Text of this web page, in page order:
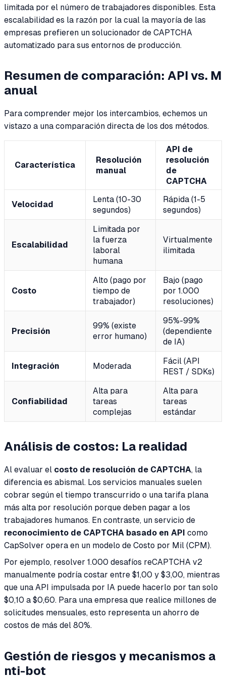
limitada por el número de trabajadores disponibles. Esta
escalabilidad es la razón por la cual la mayoría de las
empresas prefieren un solucionador de CAPTCHA
automatizado para sus entornos de producción.
Resumen de comparación: API vs. M
anual
Para comprender mejor los intercambios, echemos un
vistazo a una comparación directa de los dos métodos.
Característica
Resolución
manual
API de
resolución
de
CAPTCHA
Velocidad
Lenta (10-30
segundos)
Rápida (1-5
segundos)
Escalabilidad
Limitada por
la fuerza
laboral
humana
Virtualmente
ilimitada
Costo
Alto (pago por
tiempo de
trabajador)
Bajo (pago
por 1.000
resoluciones)
Precisión
99% (existe
error humano)
95%-99%
(dependiente
de IA)
Integración Moderada
Fácil (API
REST / SDKs)
Confiabilidad
Alta para
tareas
complejas
Alta para
tareas
estándar
Análisis de costos: La realidad
Al evaluar el costo de resolución de CAPTCHA, la
diferencia es abismal. Los servicios manuales suelen
cobrar según el tiempo transcurrido o una tarifa plana
más alta por resolución porque deben pagar a los
trabajadores humanos. En contraste, un servicio de
reconocimiento de CAPTCHA basado en API como
CapSolver opera en un modelo de Costo por Mil (CPM).
Por ejemplo, resolver 1.000 desafíos reCAPTCHA v2
manualmente podría costar entre $1,00 y $3,00, mientras
que una API impulsada por IA puede hacerlo por tan solo
$0,10 a $0,60. Para una empresa que realice millones de
solicitudes mensuales, esto representa un ahorro de
costos de más del 80%.
Gestión de riesgos y mecanismos a
nti-bot